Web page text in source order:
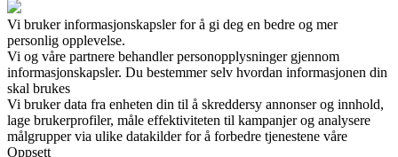
Vi bruker informasjonskapsler for å gi deg en bedre og mer
personlig opplevelse.
Vi og våre partnere behandler personopplysninger gjennom
informasjonskapsler. Du bestemmer selv hvordan informasjonen din
skal brukes
Vi bruker data fra enheten din til å skreddersy annonser og innhold,
lage brukerprofiler, måle effektiviteten til kampanjer og analysere
målgrupper via ulike datakilder for å forbedre tjenestene våre
Oppsett